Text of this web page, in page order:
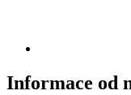
Informace od